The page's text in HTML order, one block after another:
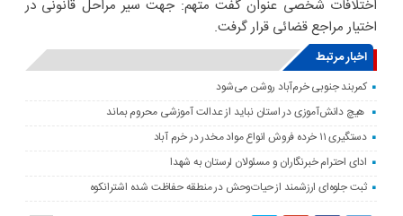
اختلافات شخصی عنوان گفت متهم: جهت سیر مراحل قانونی در
اختیار مراجع قضائی قرار گرفت.
اخبار مرتبط
کمربند جنوبی خرم‌‌آباد روشن می‌شود
هیچ دانش‌آموزی در استان نباید از عدالت آموزشی محروم بماند
دستگیری ۱۱ خرده فروش انواع مواد مخدر در خرم آباد
ادای احترام خبرنگاران و مسئولان لرستان به شهدا
ثبت جلوه‌ای ارزشمند از حیات‌وحش در منطقه حفاظت شده اشترانکوه